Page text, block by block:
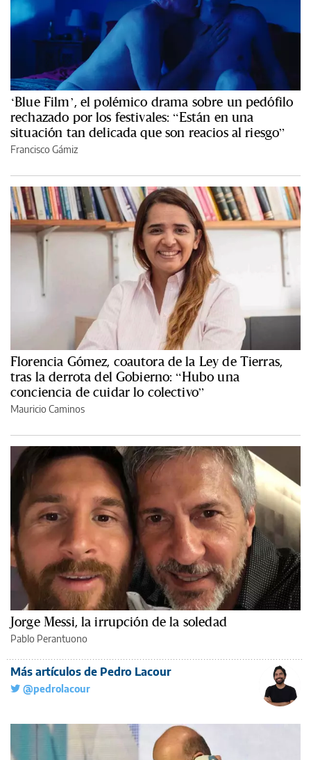
‘Blue Film’, el polémico drama sobre un pedófilo
rechazado por los festivales: “Están en una
situación tan delicada que son reacios al riesgo”
Francisco Gámiz
Florencia Gómez, coautora de la Ley de Tierras,
tras la derrota del Gobierno: “Hubo una
conciencia de cuidar lo colectivo”
Mauricio Caminos
Jorge Messi, la irrupción de la soledad
Pablo Perantuono
Más artículos de Pedro Lacour
@pedrolacour